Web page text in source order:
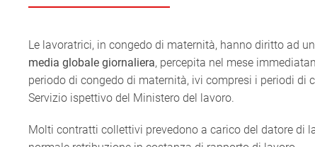
Le lavoratrici, in congedo di maternità, hanno diritto ad
media globale giornaliera, percepita nel mese
periodo di congedo di maternità, ivi compresi i periodi di
Servizio ispettivo del Ministero del lavoro.
Molti contratti collettivi prevedono a carico del datore di